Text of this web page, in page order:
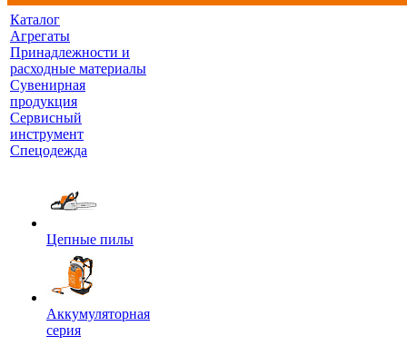
Каталог
Агрегаты
Принадлежности и
расходные материалы
Сувенирная
продукция
Сервисный
инструмент
Спецодежда
Цепные пилы
Аккумуляторная
серия